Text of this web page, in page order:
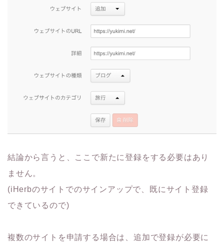
結論から言うと、ここで新たに登録をする必要はあり
ません。
(iHerbのサイトでのサインアップで、既にサイト登録
できているので)
複数のサイトを申請する場合は、追加で登録が必要に